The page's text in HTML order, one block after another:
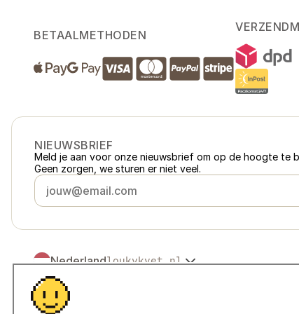
BETAALMETHODEN
NIEUWSBRIEF
Meld je aan voor onze nieuwsbrief om op de hoogte te
Geen zorgen, we sturen er niet veel.
Nederlandloukykvet.nl
Česko
Slovensko
Polskaloukykvet.pl
© 2016 →